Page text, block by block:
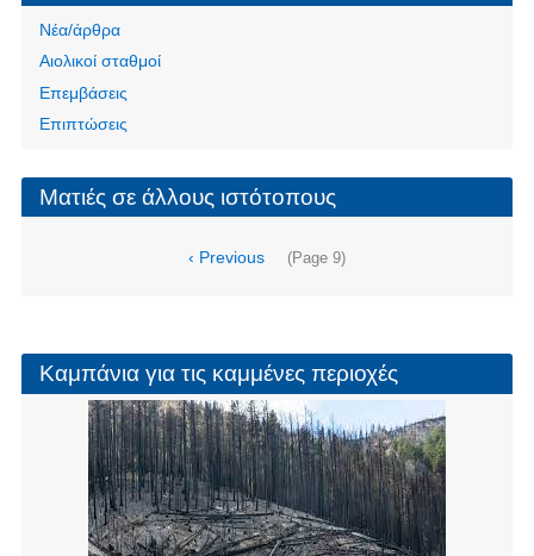
Νέα/άρθρα
Αιολικοί σταθμοί
Επεμβάσεις
Επιπτώσεις
Ματιές σε άλλους ιστότοπους
ΣελιδοποίησηΠροηγούμενη
‹ Previous (Page 9)
Καμπάνια για τις καμμένες περιοχές